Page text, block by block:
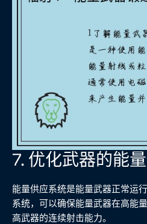
7. 优化武器的能
能量供应系统是能量武器正常运
系统，可以确保能量武器在高能
高武器的连续射击能力。